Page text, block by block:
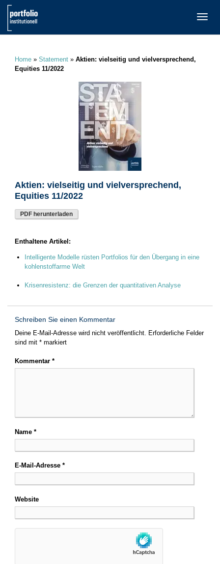
Home » Statement » Aktien: vielseitig und vielversprechend,
Equities 11/2022
Aktien: vielseitig und vielversprechend,
Equities 11/2022
PDF herunterladen
Enthaltene Artikel:
Intelligente Modelle rüsten Portfolios für den Übergang in eine
kohlenstoffarme Welt
Krisenresistenz: die Grenzen der quantitativen Analyse
Schreiben Sie einen Kommentar
Deine E-Mail-Adresse wird nicht veröffentlicht. Erforderliche Felder
sind mit * markiert
Kommentar *
Name *
E-Mail-Adresse *
Website